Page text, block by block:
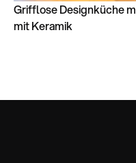
Grifflose Designküche
mit Keramik